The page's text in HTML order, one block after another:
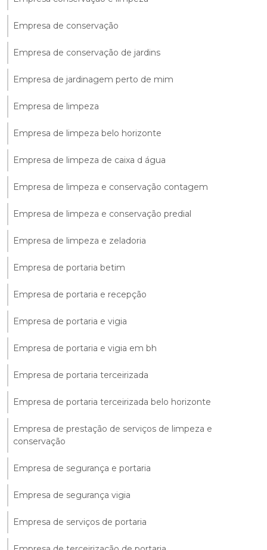
Empresa de conservação
Empresa de conservação de jardins
Empresa de jardinagem perto de mim
Empresa de limpeza
Empresa de limpeza belo horizonte
Empresa de limpeza de caixa d água
Empresa de limpeza e conservação contagem
Empresa de limpeza e conservação predial
Empresa de limpeza e zeladoria
Empresa de portaria betim
Empresa de portaria e recepção
Empresa de portaria e vigia
Empresa de portaria e vigia em bh
Empresa de portaria terceirizada
Empresa de portaria terceirizada belo horizonte
Empresa de prestação de serviços de limpeza e
conservação
Empresa de segurança e portaria
Empresa de segurança vigia
Empresa de serviços de portaria